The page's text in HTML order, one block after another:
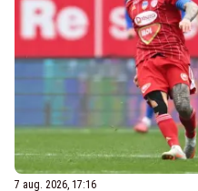
7 aug. 2026, 17:16